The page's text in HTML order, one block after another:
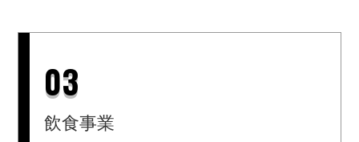
03
飲食事業